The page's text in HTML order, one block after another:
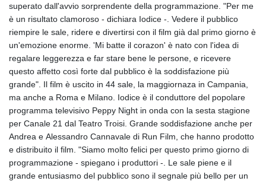
superato dall'avvio sorprendente della programmazione. "Per me
è un risultato clamoroso - dichiara Iodice -. Vedere il pubblico
riempire le sale, ridere e divertirsi con il film già dal primo giorno è
un'emozione enorme. 'Mi batte il corazon' è nato con l'idea di
regalare leggerezza e far stare bene le persone, e ricevere
questo affetto così forte dal pubblico è la soddisfazione più
grande". Il film è uscito in 44 sale, la maggiornaza in Campania,
ma anche a Roma e Milano. Iodice è il conduttore del popolare
programma televisivo Peppy Night in onda con la sesta stagione
per Canale 21 dal Teatro Troisi. Grande soddisfazione anche per
Andrea e Alessandro Cannavale di Run Film, che hanno prodotto
e distribuito il film. "Siamo molto felici per questo primo giorno di
programmazione - spiegano i produttori -. Le sale piene e il
grande entusiasmo del pubblico sono il segnale più bello per un